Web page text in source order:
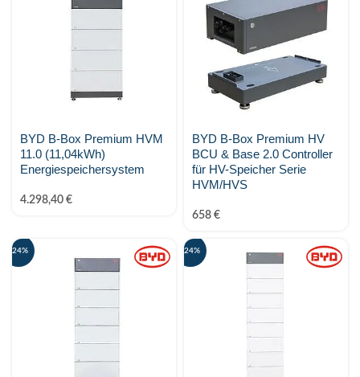
BYD B-Box Premium HVM
11.0 (11,04kWh)
Energiespeichersystem
4.298,40 €
BYD B-Box Premium HV
BCU & Base 2.0 Controller
für HV-Speicher Serie
HVM/HVS
658 €
-24% -24%